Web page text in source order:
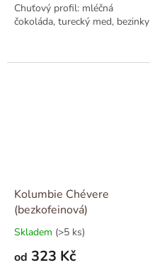
Chuťový profil: mléčná
čokoláda, turecký med, bezinky
Kolumbie Chévere
(bezkofeinová)
Skladem (>5 ks)
od 323 Kč